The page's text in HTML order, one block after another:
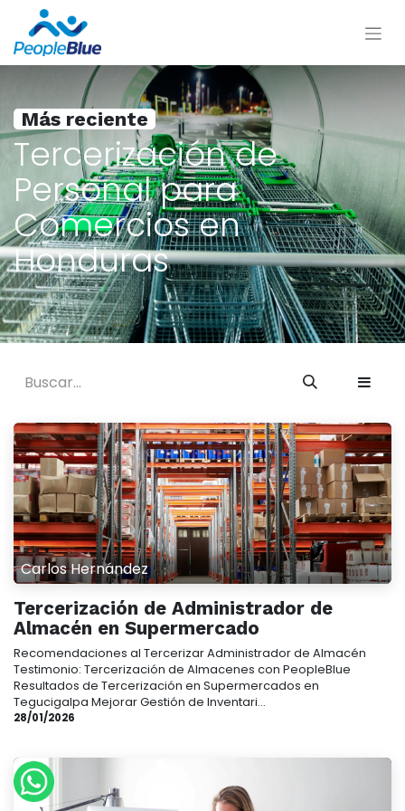
Más reciente
Tercerización de
Personal para
Comercios en
Honduras
Carlos Hernández
Tercerización de Administrador de
Almacén en Supermercado
Recomendaciones al Tercerizar Administrador de Almacén ​
Testimonio: Tercerización de Almacenes con PeopleBlue​
Resultados de Tercerización en Supermercados en
Tegucigalpa Mejorar Gestión de Inventari...
28/01/2026